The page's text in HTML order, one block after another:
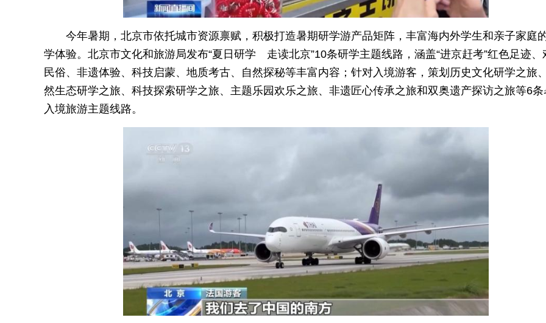
今年暑期，北京市依托城市资源禀赋，积极打造暑期研学游产品矩阵，丰富海内外学生和亲子家庭
学体验。北京市文化和旅游局发布“夏日研学 走读北京”10条研学主题线路，涵盖“进京赶考”红色足迹、
民俗、非遗体验、科技启蒙、地质考古、自然探秘等丰富内容；针对入境游客，策划历史文化研学之旅
然生态研学之旅、科技探索研学之旅、主题乐园欢乐之旅、非遗匠心传承之旅和双奥遗产探访之旅等6条
入境旅游主题线路。